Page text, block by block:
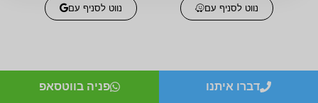
נווט לסניף עם נווט לסניף עם
דברו איתנו פניה בווטסאפ